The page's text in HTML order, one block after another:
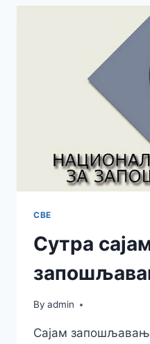
ЗА
СВЕ
Сутра
By admin
Сајам